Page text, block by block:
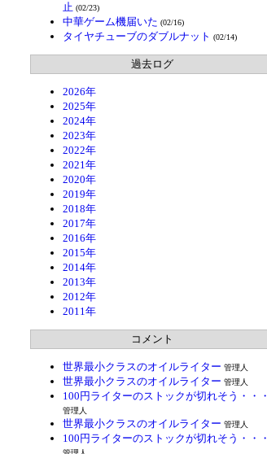
止 (02/23)
中華ゲーム機届いた (02/16)
タイヤチューブのダブルナット (02/14)
過去ログ
2026年
2025年
2024年
2023年
2022年
2021年
2020年
2019年
2018年
2017年
2016年
2015年
2014年
2013年
2012年
2011年
コメント
世界最小クラスのオイルライター 管理人
世界最小クラスのオイルライター 管理人
100円ライターのストックが切れそう・・・
管理人
世界最小クラスのオイルライター 管理人
100円ライターのストックが切れそう・・・